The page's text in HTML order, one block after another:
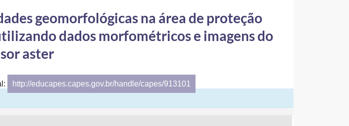
geomorfológicas na área de proteção
dados morfométricos e imagens do
aster
http://educapes.capes.gov.br/handle/capes/913101